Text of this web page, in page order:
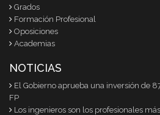
Grados
Formación Profesional
Oposiciones
Academias
NOTICIAS
El Gobierno aprueba una inversión de
FP
Los ingenieros son los profesionales